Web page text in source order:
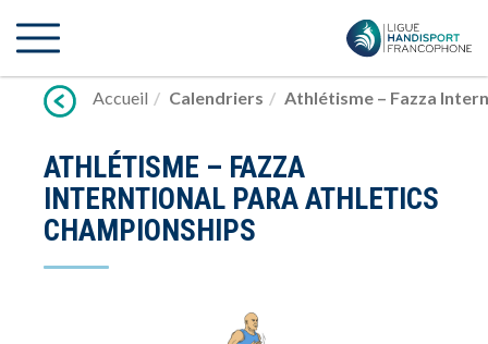
vers
Accueil
Calendriers Athlétisme – Fazza
ATHLÉTISME – FAZZA
INTERNTIONAL PARA ATHLETICS
CHAMPIONSHIPS